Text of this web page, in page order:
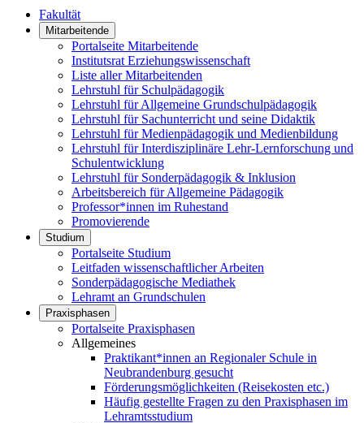
Fakultät
Mitarbeitende
Portalseite Mitarbeitende
Institutsrat Erziehungswissenschaft
Liste aller Mitarbeitenden
Lehrstuhl für Schulpädagogik
Lehrstuhl für Allgemeine Grundschulpädagogik
Lehrstuhl für Sachunterricht und seine Didaktik
Lehrstuhl für Medienpädagogik und Medienbildung
Lehrstuhl für Interdisziplinäre Lehr-Lernforschung und
Schulentwicklung
Lehrstuhl für Sonderpädagogik & Inklusion
Arbeitsbereich für Allgemeine Pädagogik
Professor*innen im Ruhestand
Promovierende
Studium
Portalseite Studium
Leitfaden wissenschaftlicher Arbeiten
Sonderpädagogische Mediathek
Lehramt an Grundschulen
Praxisphasen
Portalseite Praxisphasen
Allgemeines
Praktikant*innen an Regionaler Schule in
Neubrandenburg gesucht
Förderungsmöglichkeiten (Reisekosten etc.)
Häufig gestellte Fragen zu den Praxisphasen im
Lehramtsstudium